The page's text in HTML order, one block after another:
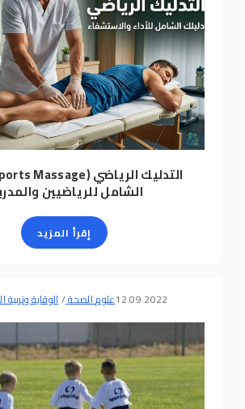
الشامل للرياضيين
إقرأ المزيد
12.09.2022علوم الصحة/الوقاية وتربية